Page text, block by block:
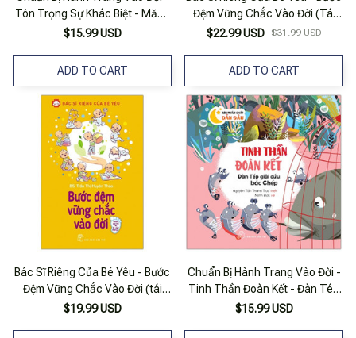
Tôn Trọng Sự Khác Biệt - Măng
Và Bắp
$15.99 USD
ADD TO CART
Đệm Vững Chắc Vào Đời (Tái
Bản 2020)
$22.99 USD $31.99 USD
ADD TO CART
Bác Sĩ Riêng Của Bé Yêu - Bước
Đệm Vững Chắc Vào Đời (tái
Bản 2020)
$19.99 USD
Chuẩn Bị Hành Trang Vào Đời -
Tinh Thần Đoàn Kết - Đàn Tép
Giải Cứu Bác Chép
$15.99 USD